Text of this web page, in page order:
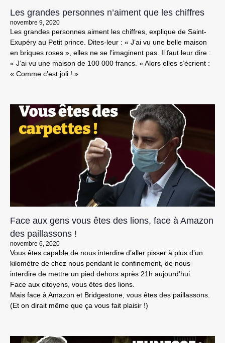
Les grandes personnes n’aiment que les chiffres
novembre 9, 2020
Les grandes personnes aiment les chiffres, explique de Saint-
Exupéry au Petit prince. Dites-leur : « J’ai vu une belle maison
en briques roses », elles ne se l’imaginent pas. Il faut leur dire :
« J’ai vu une maison de 100 000 francs. » Alors elles s’écrient :
« Comme c’est joli ! »
Face aux gens vous êtes des lions, face à Amazon
des paillassons !
novembre 6, 2020
Vous êtes capable de nous interdire d’aller pisser à plus d’un
kilomètre de chez nous pendant le confinement, de nous
interdire de mettre un pied dehors après 21h aujourd’hui.
Face aux citoyens, vous êtes des lions.
Mais face à Amazon et Bridgestone, vous êtes des paillassons.
(Et on dirait même que ça vous fait plaisir !)